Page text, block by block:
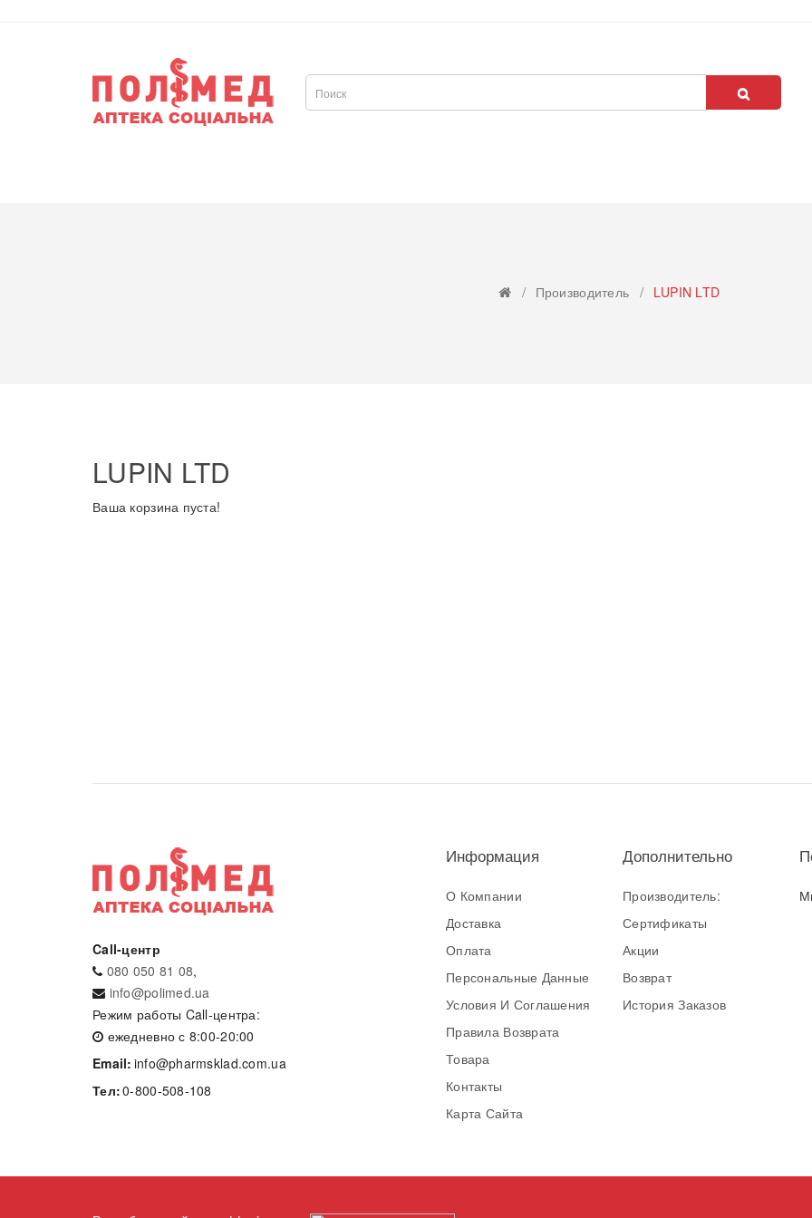
Производитель LUPIN LTD
LUPIN LTD
Ваша корзина пуста!
Call-центр
080 050 81 08,
info@polimed.ua
Режим работы Call-центра:
ежедневно с 8:00-20:00
Email: info@pharmsklad.com.ua
Тел:0-800-508-108
Информация
О Компании
Доставка
Оплата
Персональные Данные
Условия И Соглашения
Правила Возврата
Товара
Контакты
Карта Сайта
Дополнительно
Производитель:
Сертификаты
Акции
Возврат
История Заказов